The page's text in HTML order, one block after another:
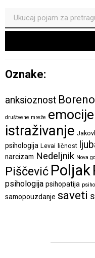
Oznake:
anksioznost
društvene mreže emocije
istraživanje
psihologija Levai ličnost
narcizam Nedeljnik Nova
Piščević Poljak
psihologija psihopatija
samopouzdanje saveti